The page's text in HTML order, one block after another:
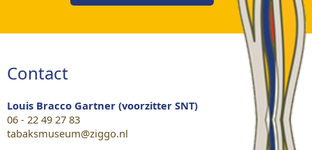
Contact
Louis Bracco Gartner (voorzitter SNT)
06 - 22 49 27 83
tabaksmuseum@ziggo.nl